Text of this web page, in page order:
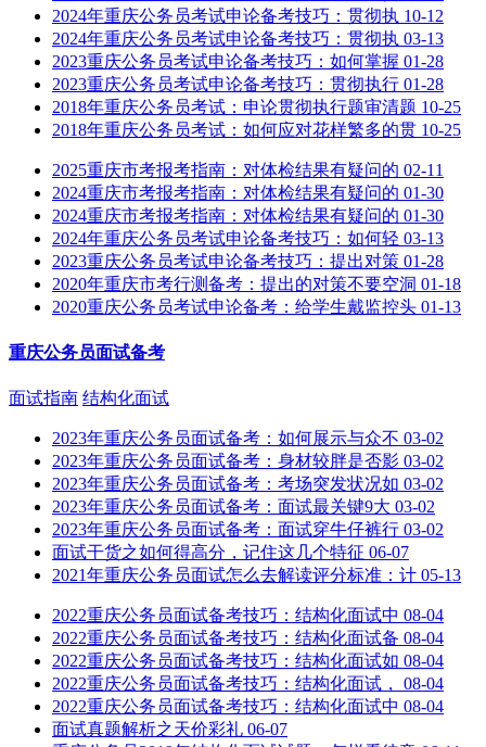
2024年重庆公务员考试申论备考技巧：贯彻执 10-12
2024年重庆公务员考试申论备考技巧：贯彻执 03-13
2023重庆公务员考试申论备考技巧：如何掌握 01-28
2023重庆公务员考试申论备考技巧：贯彻执行 01-28
2018年重庆公务员考试：申论贯彻执行题审清题 10-25
2018年重庆公务员考试：如何应对花样繁多的贯 10-25
2025重庆市考报考指南：对体检结果有疑问的 02-11
2024重庆市考报考指南：对体检结果有疑问的 01-30
2024重庆市考报考指南：对体检结果有疑问的 01-30
2024年重庆公务员考试申论备考技巧：如何轻 03-13
2023重庆公务员考试申论备考技巧：提出对策 01-28
2020年重庆市考行测备考：提出的对策不要空洞 01-18
2020重庆公务员考试申论备考：给学生戴监控头 01-13
重庆公务员面试备考
面试指南 结构化面试
2023年重庆公务员面试备考：如何展示与众不 03-02
2023年重庆公务员面试备考：身材较胖是否影 03-02
2023年重庆公务员面试备考：考场突发状况如 03-02
2023年重庆公务员面试备考：面试最关键9大 03-02
2023年重庆公务员面试备考：面试穿牛仔裤行 03-02
面试干货之如何得高分，记住这几个特征 06-07
2021年重庆公务员面试怎么去解读评分标准：计 05-13
2022重庆公务员面试备考技巧：结构化面试中 08-04
2022重庆公务员面试备考技巧：结构化面试备 08-04
2022重庆公务员面试备考技巧：结构化面试如 08-04
2022重庆公务员面试备考技巧：结构化面试， 08-04
2022重庆公务员面试备考技巧：结构化面试中 08-04
面试真题解析之天价彩礼 06-07